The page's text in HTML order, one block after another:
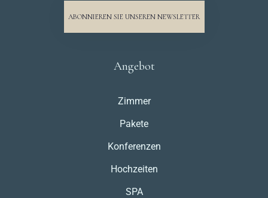
ABONNIEREN SIE UNSEREN NEWSLETTER
Angebot
Zimmer
Pakete
Konferenzen
Hochzeiten
SPA